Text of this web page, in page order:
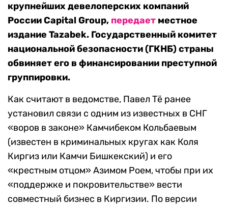
крупнейших девелоперских компаний
России Capital Group, передает местное
издание Tazabek. Государственный комитет
национальной безопасности (ГКНБ) страны
обвиняет его в финансировании преступной
группировки.
Как считают в ведомстве, Павел Тё ранее
установил связи с одним из известных в СНГ
«воров в законе» Камчибеком Кольбаевым
(известен в криминальных кругах как Коля
Киргиз или Камчи Бишкекский) и его
«крестным отцом» Азимом Роем, чтобы при их
«поддержке и покровительстве» вести
совместный бизнес в Киргизии. По версии